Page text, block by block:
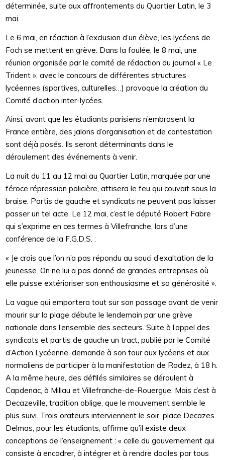
déterminée, suite aux affrontements du Quartier Latin, le 3
mai.
Le 6 mai, en réaction à l’exclusion d’un élève, les lycéens de
Foch se mettent en grève. Dans la foulée, le 8 mai, une
réunion organisée par le comité de rédaction du journal « Le
Trident », avec le concours de différentes structures
lycéennes (sportives, culturelles…) provoque la création du
Comité d’action inter-lycées.
Ainsi, avant que les étudiants parisiens n’embrasent la
France entière, des jalons d’organisation et de contestation
sont déjà posés. Ils seront déterminants dans le
déroulement des événements à venir.
La nuit du 11 au 12 mai au Quartier Latin, marquée par une
féroce répression policière, attisera le feu qui couvait sous la
braise. Partis de gauche et syndicats ne peuvent pas laisser
passer un tel acte. Le 12 mai, c’est le député Robert Fabre
qui s’exprime en ces termes à Villefranche, lors d’une
conférence de la F.G.D.S. :
« Je crois que l’on n’a pas répondu au souci d’exaltation de la
jeunesse. On ne lui a pas donné de grandes entreprises où
elle puisse extérioriser son enthousiasme et sa générosité ».
La vague qui emportera tout sur son passage avant de venir
mourir sur la plage débute le lendemain par une grève
nationale dans l’ensemble des secteurs. Suite à l’appel des
syndicats et partis de gauche un tract, publié par le Comité
d’Action Lycéenne, demande à son tour aux lycéens et aux
normaliens de participer à la manifestation de Rodez, à 18 h.
A la même heure, des défilés similaires se déroulent à
Capdenac, à Millau et Villefranche-de-Rouergue. Mais c’est à
Decazeville, tradition oblige, que le mouvement semble le
plus suivi. Trois orateurs interviennent le soir, place Decazes.
Delmas, pour les étudiants, affirme qu’il existe deux
conceptions de l’enseignement : « celle du gouvernement qui
consiste à encadrer, à intégrer et à rendre dociles par tous